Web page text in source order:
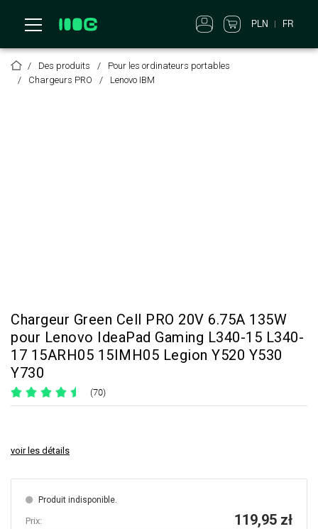
PLN FR
Des produits
Pour les ordinateurs portables
Chargeurs PRO
Lenovo IBM
Chargeur Green Cell PRO 20V 6.75A 135W
pour Lenovo IdeaPad Gaming L340-15 L340-
17 15ARH05 15IMH05 Legion Y520 Y530
Y730
(70)
voir les détails
Produit indisponible.
Prix: 119,95 zł